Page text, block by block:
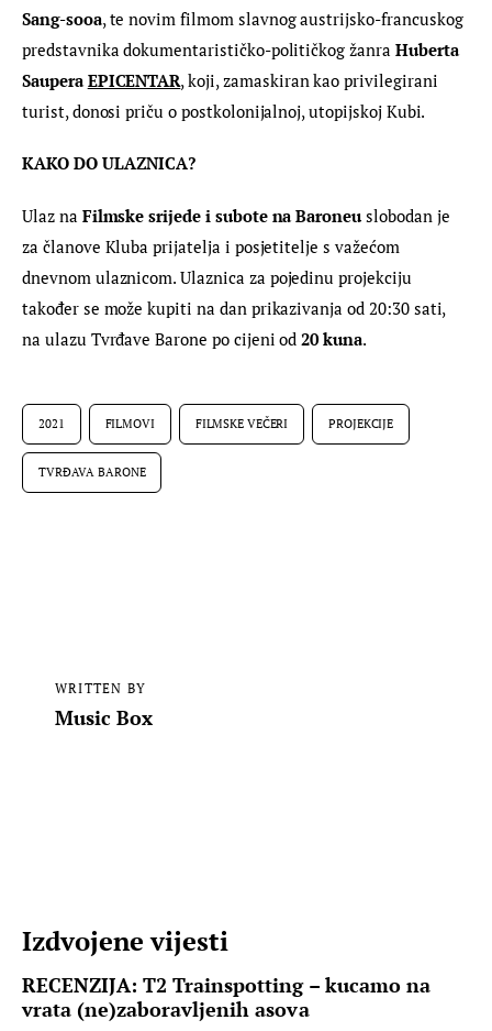
Sang-sooa, te novim filmom slavnog austrijsko-francuskog
predstavnika dokumentarističko-političkog žanra Huberta
Saupera EPICENTAR, koji, zamaskiran kao privilegirani
turist, donosi priču o postkolonijalnoj, utopijskoj Kubi.
KAKO DO ULAZNICA?
Ulaz na Filmske srijede i subote na Baroneu slobodan je
za članove Kluba prijatelja i posjetitelje s važećom
dnevnom ulaznicom. Ulaznica za pojedinu projekciju
također se može kupiti na dan prikazivanja od 20:30 sati,
na ulazu Tvrđave Barone po cijeni od 20 kuna.
2021 FILMOVI FILMSKE VEČERI PROJEKCIJE
TVRĐAVA BARONE
WRITTEN BY
Music Box
Izdvojene vijesti
RECENZIJA: T2 Trainspotting – kucamo na
vrata (ne)zaboravljenih asova